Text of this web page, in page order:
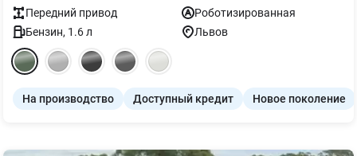
Передний привод
Роботизированная
Бензин, 1.6л Львов
На производство Доступный кредит Новое поколение